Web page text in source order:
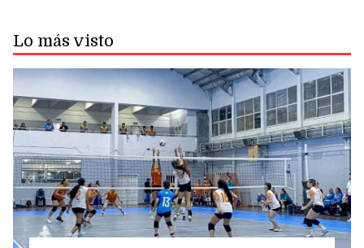
Lo más visto